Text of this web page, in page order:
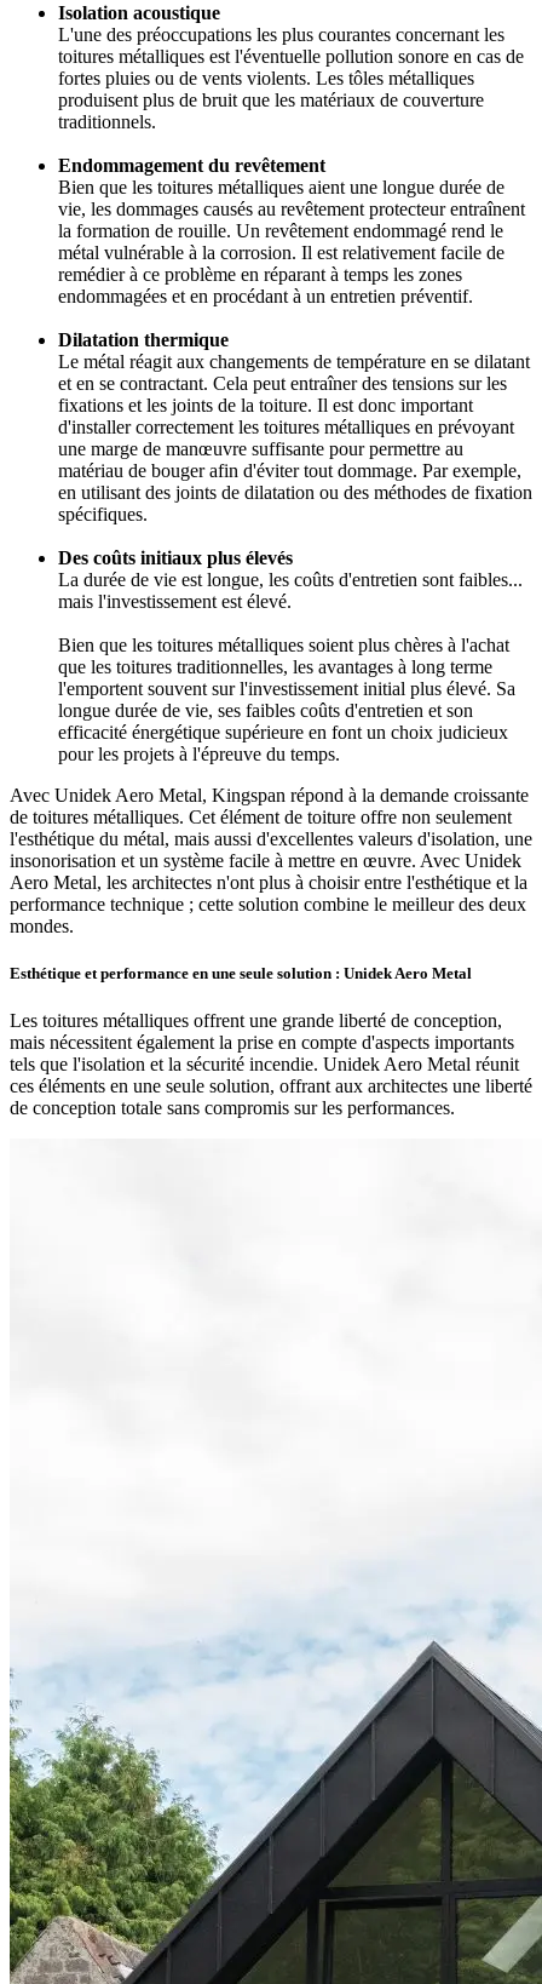
Isolation acoustique
L'une des préoccupations les plus courantes concernant les
toitures métalliques est l'éventuelle pollution sonore en cas de
fortes pluies ou de vents violents. Les tôles métalliques
produisent plus de bruit que les matériaux de couverture
traditionnels.
Endommagement du revêtement
Bien que les toitures métalliques aient une longue durée de
vie, les dommages causés au revêtement protecteur entraînent
la formation de rouille. Un revêtement endommagé rend le
métal vulnérable à la corrosion. Il est relativement facile de
remédier à ce problème en réparant à temps les zones
endommagées et en procédant à un entretien préventif.
Dilatation thermique
Le métal réagit aux changements de température en se dilatant
et en se contractant. Cela peut entraîner des tensions sur les
fixations et les joints de la toiture. Il est donc important
d'installer correctement les toitures métalliques en prévoyant
une marge de manœuvre suffisante pour permettre au
matériau de bouger afin d'éviter tout dommage. Par exemple,
en utilisant des joints de dilatation ou des méthodes de fixation
spécifiques.
Des coûts initiaux plus élevés
La durée de vie est longue, les coûts d'entretien sont faibles...
mais l'investissement est élevé.
Bien que les toitures métalliques soient plus chères à l'achat
que les toitures traditionnelles, les avantages à long terme
l'emportent souvent sur l'investissement initial plus élevé. Sa
longue durée de vie, ses faibles coûts d'entretien et son
efficacité énergétique supérieure en font un choix judicieux
pour les projets à l'épreuve du temps.
Avec Unidek Aero Metal, Kingspan répond à la demande croissante
de toitures métalliques. Cet élément de toiture offre non seulement
l'esthétique du métal, mais aussi d'excellentes valeurs d'isolation, une
insonorisation et un système facile à mettre en œuvre. Avec Unidek
Aero Metal, les architectes n'ont plus à choisir entre l'esthétique et la
performance technique ; cette solution combine le meilleur des deux
mondes.
Esthétique et performance en une seule solution : Unidek Aero Metal
Les toitures métalliques offrent une grande liberté de conception,
mais nécessitent également la prise en compte d'aspects importants
tels que l'isolation et la sécurité incendie. Unidek Aero Metal réunit
ces éléments en une seule solution, offrant aux architectes une liberté
de conception totale sans compromis sur les performances.